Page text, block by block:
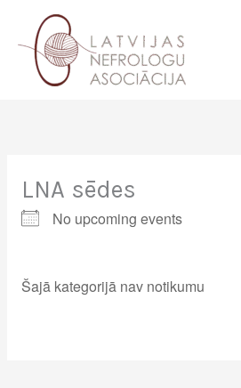
content
LNA sēdes
No upcoming events
Šajā kategorijā nav notikumu